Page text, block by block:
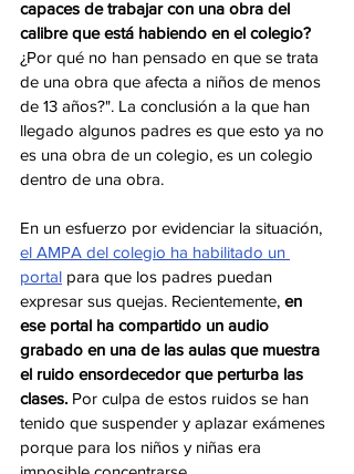
capaces de trabajar con una obra del
calibre que está habiendo en el colegio?
¿Por qué no han pensado en que se trata
de una obra que afecta a niños de menos
de 13 años?". La conclusión a la que han
llegado algunos padres es que esto ya no
es una obra de un colegio, es un colegio
dentro de una obra.
En un esfuerzo por evidenciar la situación,
el AMPA del colegio ha habilitado un
portal para que los padres puedan
expresar sus quejas. Recientemente, en
ese portal ha compartido un audio
grabado en una de las aulas que muestra
el ruido ensordecedor que perturba las
clases. Por culpa de estos ruidos se han
tenido que suspender y aplazar exámenes
porque para los niños y niñas era